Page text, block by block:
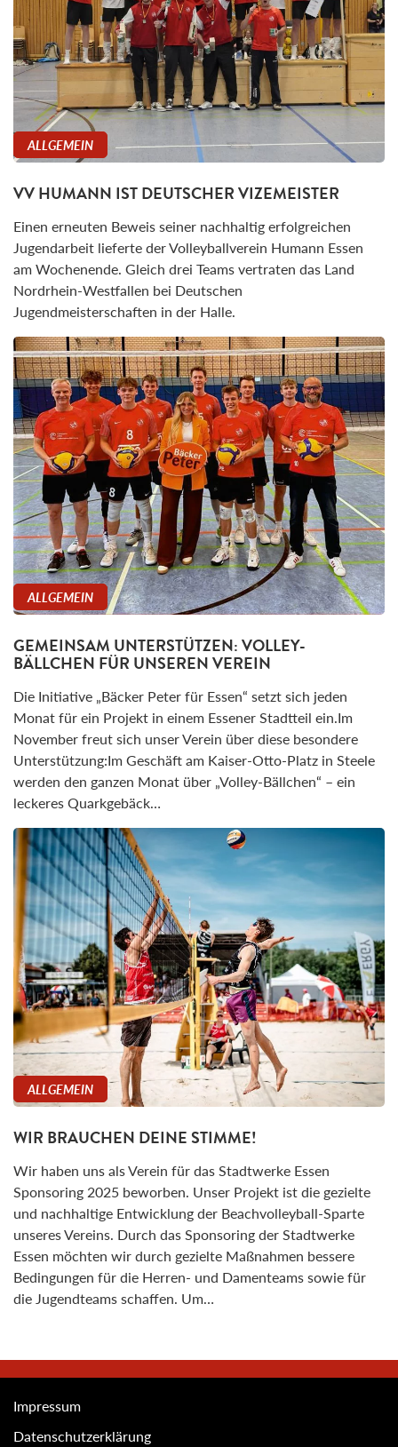
ALLGEMEIN
VV HUMANN IST DEUTSCHER VIZEMEISTER
Einen erneuten Beweis seiner nachhaltig erfolgreichen
Jugendarbeit lieferte der Volleyballverein Humann Essen
am Wochenende. Gleich drei Teams vertraten das Land
Nordrhein-Westfallen bei Deutschen
Jugendmeisterschaften in der Halle.
ALLGEMEIN
GEMEINSAM UNTERSTÜTZEN: VOLLEY-
BÄLLCHEN FÜR UNSEREN VEREIN
Die Initiative „Bäcker Peter für Essen“ setzt sich jeden
Monat für ein Projekt in einem Essener Stadtteil ein.Im
November freut sich unser Verein über diese besondere
Unterstützung:Im Geschäft am Kaiser-Otto-Platz in Steele
werden den ganzen Monat über „Volley-Bällchen“ – ein
leckeres Quarkgebäck…
ALLGEMEIN
WIR BRAUCHEN DEINE STIMME!
Wir haben uns als Verein für das Stadtwerke Essen
Sponsoring 2025 beworben. Unser Projekt ist die gezielte
und nachhaltige Entwicklung der Beachvolleyball-Sparte
unseres Vereins. Durch das Sponsoring der Stadtwerke
Essen möchten wir durch gezielte Maßnahmen bessere
Bedingungen für die Herren- und Damenteams sowie für
die Jugendteams schaffen. Um…
Impressum
Datenschutzerklärung